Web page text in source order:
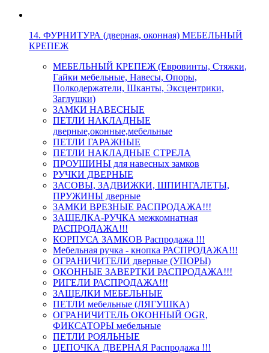
14. ФУРНИТУРА (дверная, оконная) МЕБЕЛЬНЫЙ
КРЕПЕЖ
МЕБЕЛЬНЫЙ КРЕПЕЖ (Евровинты, Стяжки,
Гайки мебельные, Навесы, Опоры,
Полкодержатели, Шканты, Эксцентрики,
Заглушки)
ЗАМКИ НАВЕСНЫЕ
ПЕТЛИ НАКЛАДНЫЕ
дверные,оконные,мебельные
ПЕТЛИ ГАРАЖНЫЕ
ПЕТЛИ НАКЛАДНЫЕ СТРЕЛА
ПРОУШИНЫ для навесных замков
РУЧКИ ДВЕРНЫЕ
ЗАСОВЫ, ЗАДВИЖКИ, ШПИНГАЛЕТЫ,
ПРУЖИНЫ дверные
ЗАМКИ ВРЕЗНЫЕ РАСПРОДАЖА!!!
ЗАЩЕЛКА-РУЧКА межкомнатная
РАСПРОДАЖА!!!
КОРПУСА ЗАМКОВ Распродажа !!!
Мебельная ручка - кнопка РАСПРОДАЖА!!!
ОГРАНИЧИТЕЛИ дверные (УПОРЫ)
ОКОННЫЕ ЗАВЕРТКИ РАСПРОДАЖА!!!
РИГЕЛИ РАСПРОДАЖА!!!
ЗАЩЕЛКИ МЕБЕЛЬНЫЕ
ПЕТЛИ мебельные (ЛЯГУШКА)
ОГРАНИЧИТЕЛЬ ОКОННЫЙ OGR,
ФИКСАТОРЫ мебельные
ПЕТЛИ РОЯЛЬНЫЕ
ЦЕПОЧКА ДВЕРНАЯ Распродажа !!!